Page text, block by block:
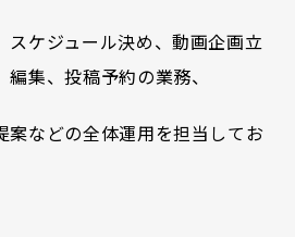
スケジュール決め、動画企画立
集、投稿予約の業務、
案などの全体運用を担当してお